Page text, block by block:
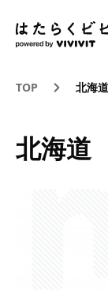
TOP 北海道
北海道